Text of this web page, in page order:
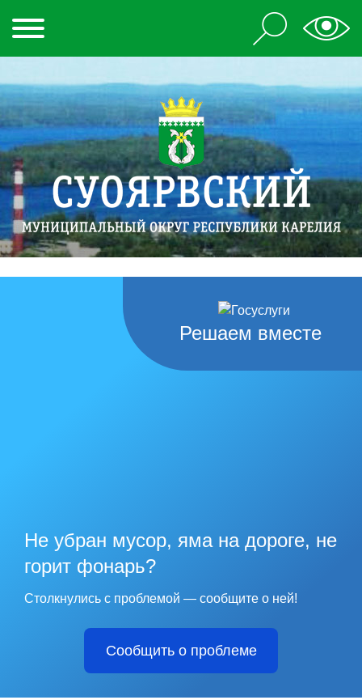
Решаем вместе
Не убран мусор, яма на дороге, не
горит фонарь?
Столкнулись с проблемой — сообщите о ней!
Сообщить о проблеме